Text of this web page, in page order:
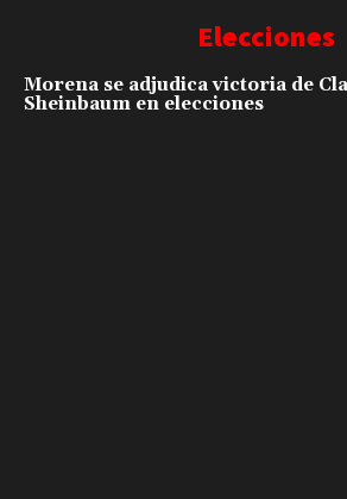
Elecciones
Morena se adjudica victoria de
Sheinbaum en elecciones